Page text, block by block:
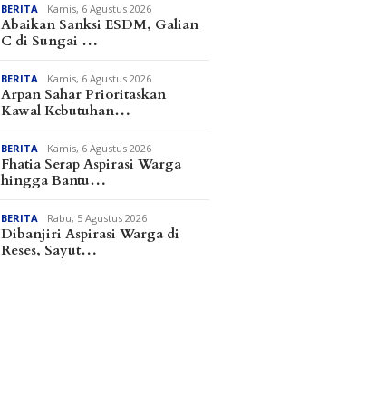
BERITA Kamis, 6 Agustus 2026
Abaikan Sanksi ESDM, Galian
C di Sungai …
BERITA Kamis, 6 Agustus 2026
Arpan Sahar Prioritaskan
Kawal Kebutuhan…
BERITA Kamis, 6 Agustus 2026
Fhatia Serap Aspirasi Warga
hingga Bantu…
BERITA Rabu, 5 Agustus 2026
Dibanjiri Aspirasi Warga di
Reses, Sayut…